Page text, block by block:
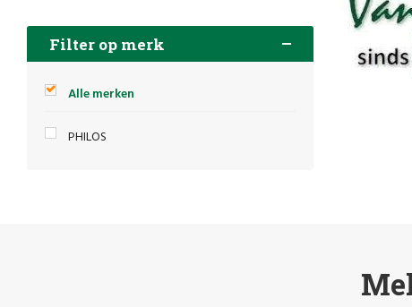
Filter op merk
Alle merken
PHILOS